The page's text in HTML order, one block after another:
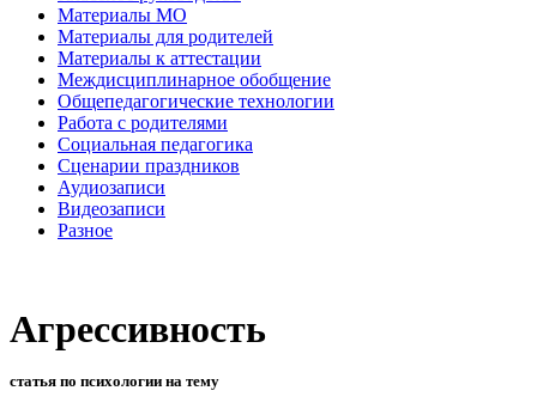
Материалы МО
Материалы для родителей
Материалы к аттестации
Междисциплинарное обобщение
Общепедагогические технологии
Работа с родителями
Социальная педагогика
Сценарии праздников
Аудиозаписи
Видеозаписи
Разное
Агрессивность
статья по психологии на тему